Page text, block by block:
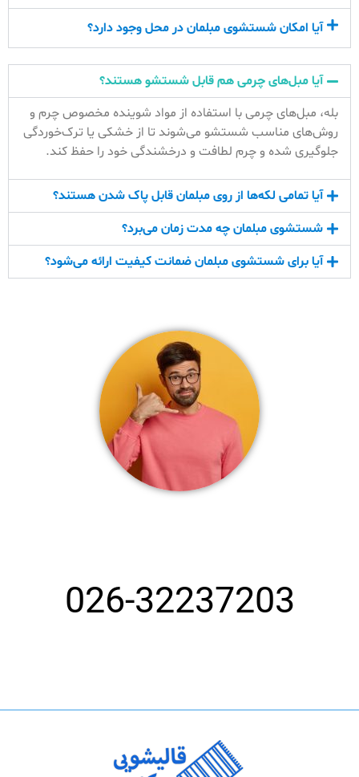
آیا امکان شستشوی مبلمان در محل وجود دارد؟
آیا مبل‌های چرمی هم قابل شستشو هستند؟
بله، مبل‌های چرمی با استفاده از مواد شوینده مخصوص چرم و
روش‌های مناسب شستشو می‌شوند تا از خشکی یا ترک‌خوردگی
جلوگیری شده و چرم لطافت و درخشندگی خود را حفظ کند.
آیا تمامی لکه‌ها از روی مبلمان قابل پاک شدن هستند؟
شستشوی مبلمان چه مدت زمان می‌برد؟
آیا برای شستشوی مبلمان ضمانت کیفیت ارائه می‌شود؟
026-32237203